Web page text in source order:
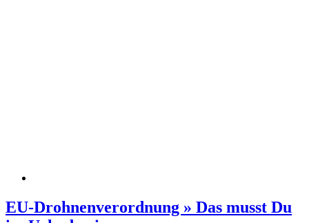
EU-Drohnenverordnung » Das musst Du